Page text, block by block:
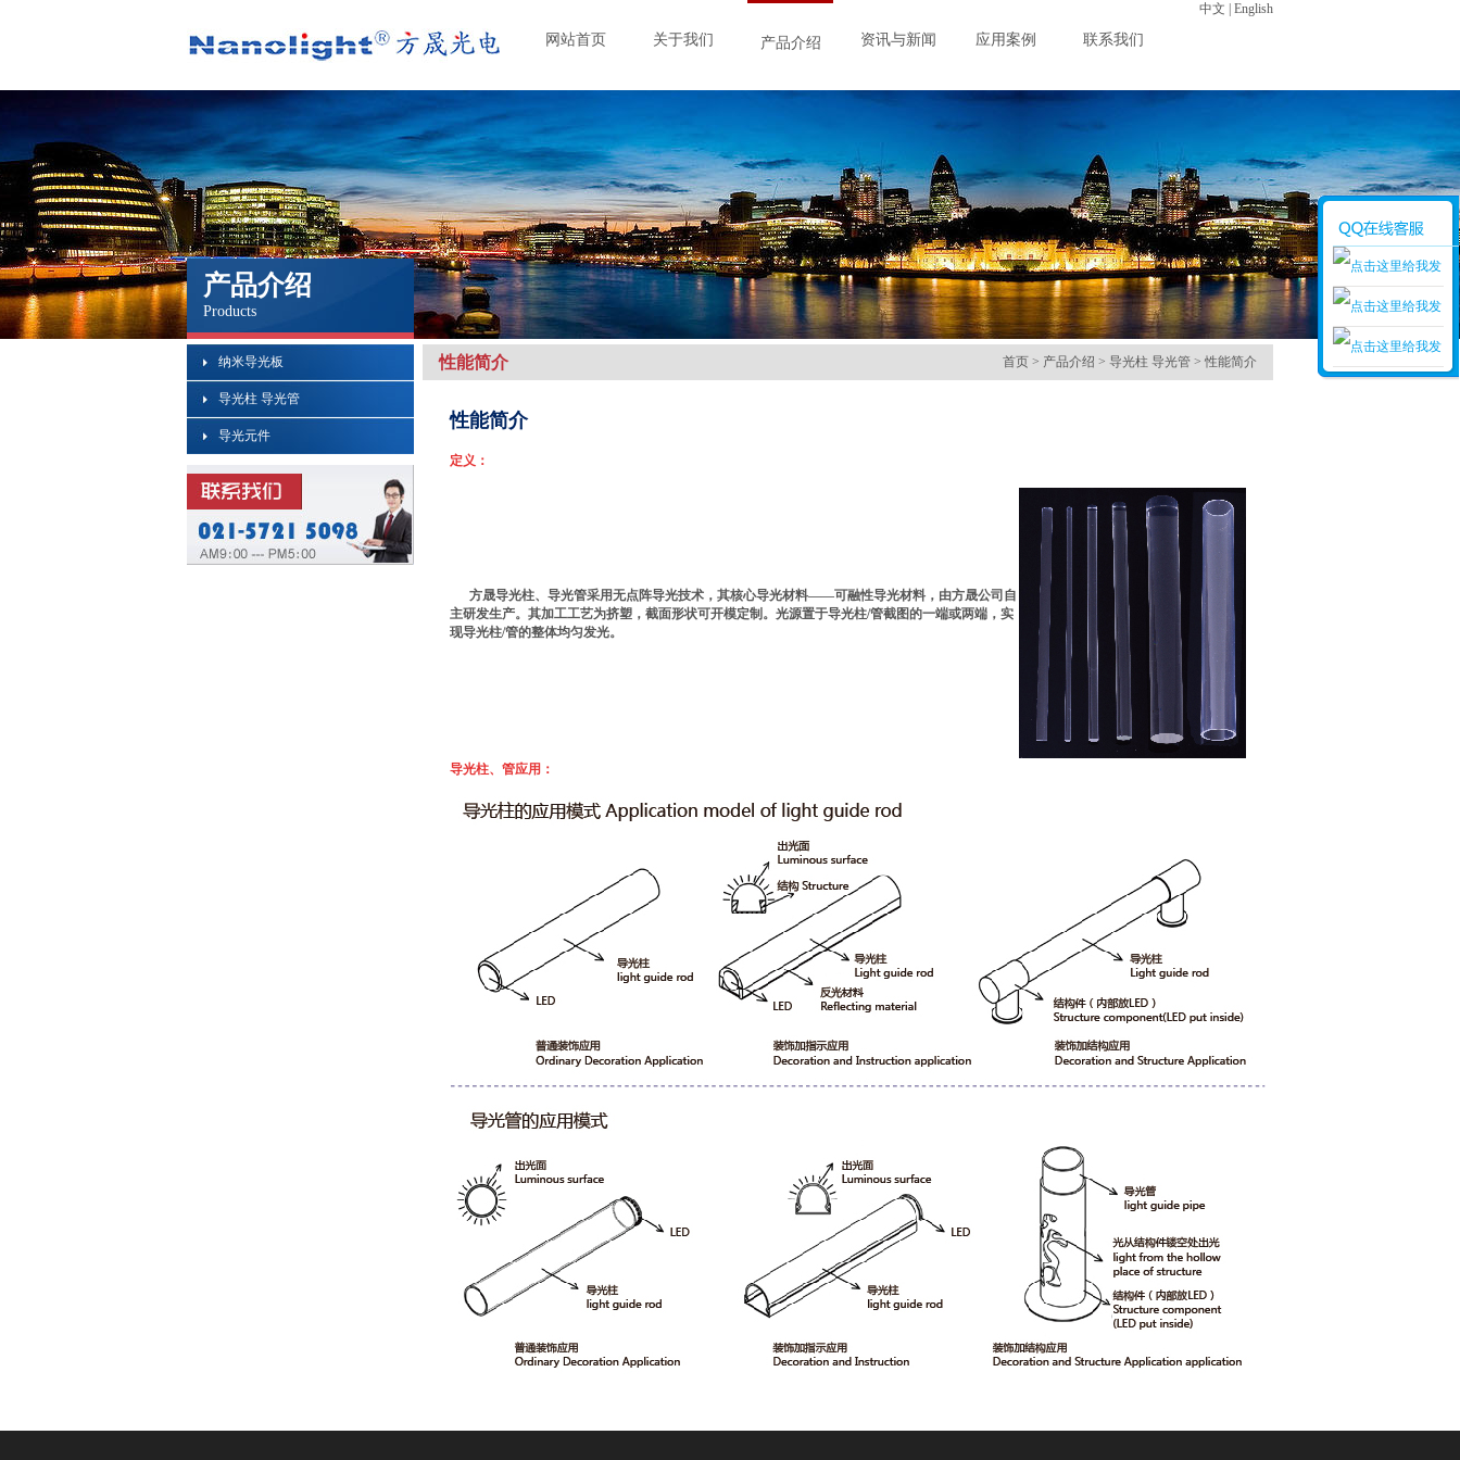
销售1
网站首页 关于我们 产品介绍 资讯与新闻 应用案例 联系我们
中文 English
产品介绍
Products
纳米导光板
导光柱 导光管
导光元件
性能简介 首页 > 产品介绍 > 导光柱 导光管 > 性能简介
性能简介
定义：
方晟导光柱、导光管采用无点阵导光技术，其核心导光材料——可融性导光材料， 由方晟公司自
主研发生产。其加工工艺为挤塑，截面形状可开模定制。光源置于导光柱/管截图的一端或两端，实
现导光柱/管的整体均匀发光。
导光柱、管应用：